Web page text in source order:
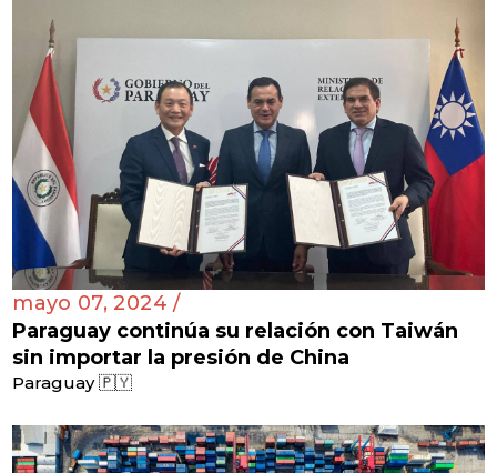
mayo 07, 2024 /
Paraguay continúa su relación con Taiwán
sin importar la presión de China
Paraguay 🇵🇾